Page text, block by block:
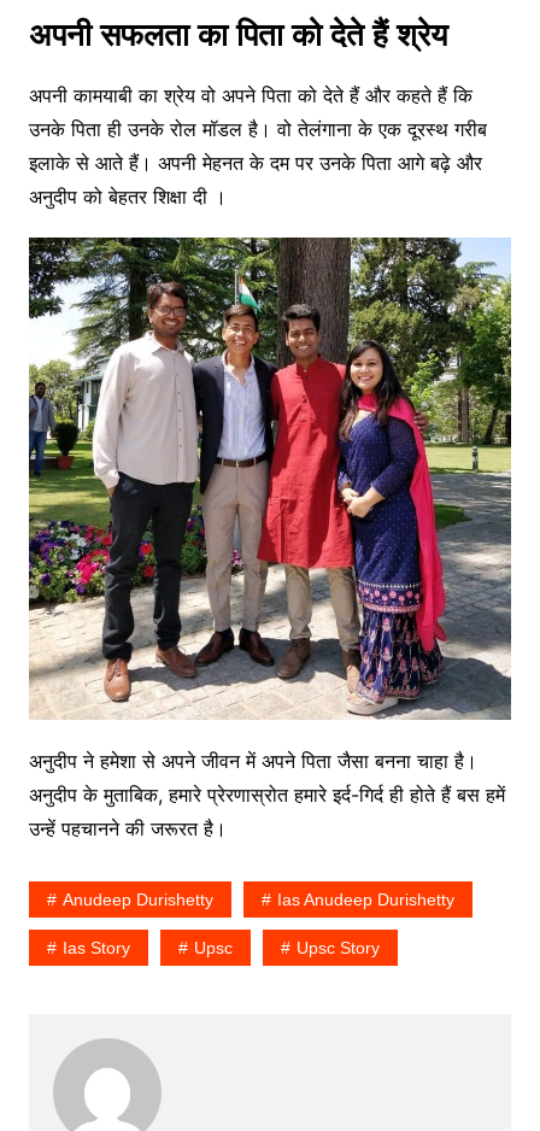
अपनी सफलता का पिता को देते हैं श्रेय
अपनी कामयाबी का श्रेय वो अपने पिता को देते हैं और कहते हैं कि
उनके पिता ही उनके रोल मॉडल है। वो तेलंगाना के एक दूरस्थ गरीब
इलाके से आते हैं। अपनी मेहनत के दम पर उनके पिता आगे बढ़े और
अनुदीप को बेहतर शिक्षा दी ।
अनुदीप ने हमेशा से अपने जीवन में अपने पिता जैसा बनना चाहा है।
अनुदीप के मुताबिक, हमारे प्रेरणास्रोत हमारे इर्द-गिर्द ही होते हैं बस हमें
उन्हें पहचानने की जरूरत है।
Anudeep Durishetty Ias Anudeep Durishetty
Ias Story Upsc Upsc Story